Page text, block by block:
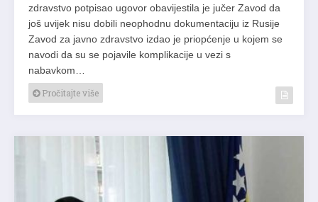
zdravstvo potpisao ugovor obavijestila je jučer Zavod da
još uvijek nisu dobili neophodnu dokumentaciju iz Rusije
Zavod za javno zdravstvo izdao je priopćenje u kojem se
navodi da su se pojavile komplikacije u vezi s
nabavkom…
Pročitajte više